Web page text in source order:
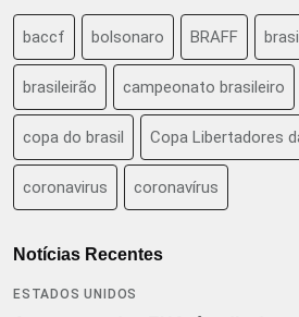
baccf bolsonaro BRAFF brasil
brasileirão campeonato brasileiro
copa do brasil Copa Libertadores
coronavirus coronavírus
Notícias Recentes
ESTADOS UNIDOS